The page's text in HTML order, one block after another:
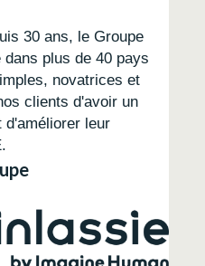
30 ans, le Groupe
dans plus de 40 pays
novatrices et
clients d'avoir un
d'améliorer leur